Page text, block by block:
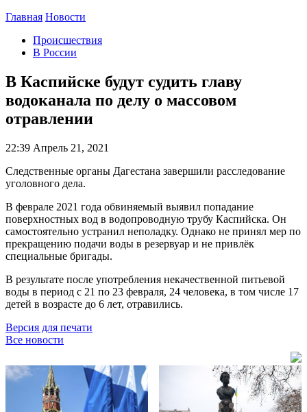
Главная Новости
Происшествия
В России
В Каспийске будут судить главу
водоканала по делу о массовом
отравлении
22:39 Апрель 21, 2021
Следственные органы Дагестана завершили расследование
уголовного дела.
В феврале 2021 года обвиняемый выявил попадание
поверхностных вод в водопроводную трубу Каспийска. Он
самостоятельно устранил неполадку. Однако не принял мер по
прекращению подачи воды в резервуар и не привлёк
специальные бригады.
В результате после употребления некачественной питьевой
воды в период с 21 по 23 февраля, 24 человека, в том числе 17
детей в возрасте до 6 лет, отравились.
Версия для печати
Все новости